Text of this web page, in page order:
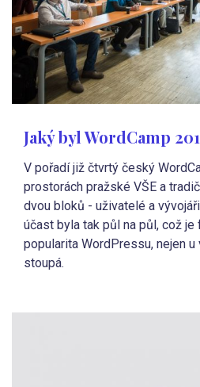
Jaký byl WordCamp
V pořadí již čtvrtý český
prostorách pražské VŠE a
dvou bloků - uživatelé a
účast byla tak půl na půl, což je
popularita WordPressu, nejen u
stoupá.